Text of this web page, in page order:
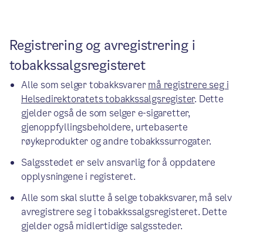
Registrering og avregistrering i
tobakkssalgsregisteret
Alle som selger tobakksvarermå registrere seg i
Helsedirektoratets tobakkssalgsregister. Dette
gjelder også de som selger e-sigaretter,
gjenoppfyllingsbeholdere, urtebaserte
røykeprodukter og andre tobakkssurrogater.
Salgsstedet er selv ansvarlig for å oppdatere
opplysningene i registeret.
Alle som skal slutte å selge tobakksvarer, må selv
avregistrere seg i tobakkssalgsregisteret. Dette
gjelder også midlertidige salgssteder.